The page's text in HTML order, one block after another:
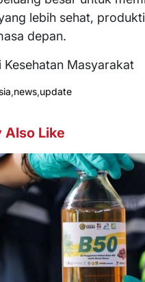
lebih sehat,
depan.
Kesehatan Masyarakat
,news,update
Also Like